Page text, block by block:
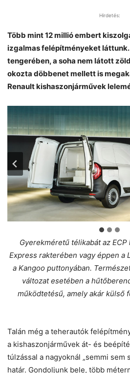
Hirdetés:
Több mint 12 millió embert
izgalmas felépítményeket láttunk.
tengerében, a soha nem látott
okozta döbbenet mellett is
Renault kishaszonjárművek
Gyerekméretű télikabát az
Express rakterében vagy éppen a
a Kangoo puttonyában.
változat esetében a
működtetésű, amely akár külső
Talán még a teherautók
a kishaszonjárművek át- és
túlzással a nagyoknál „semmi sem
határ. Gondoljunk bele, több